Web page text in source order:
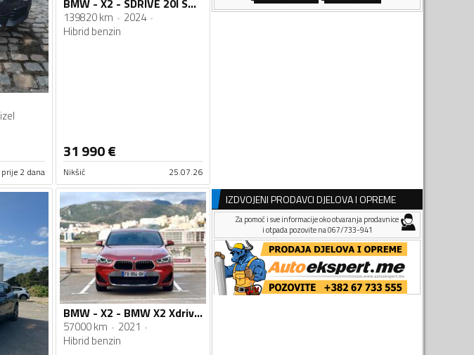
prije 2 dana
BMW - X2 - SDRIVE 20I SPORT
139820 km
2024
Hibrid benzin
31 990€
Nikšić 25.07.26
BMW - X2 - BMW X2 Xdrive25e Msport
57000 km
2021
Hibrid benzin
IZDVOJENI PRODAVCI DJELOVA I OPREME
Za pomoć i sve informacije oko otvaranja prodavnice
i otpada pozovite na 067/733-941